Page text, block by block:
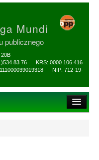
Mundi
publicznego
83 76 KRS: 0000 106 416
NIP: 712-19-